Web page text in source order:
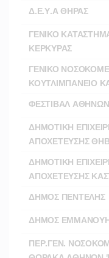
Δ.Ε.Υ.Α ΘΗΡΑΣ
ΓΕΝΙΚΟ
ΚΕΡΚΥΡΑΣ
ΓΕΝΙΚΟ
ΚΟΥΤΛΙΜΠΑΝΕΙΟ
ΦΕΣΤΙΒΑΛ
ΔΗΜΟΤΙΚΗ
ΑΠΟΧΕΤΕΥΣΗΣ
ΔΗΜΟΤΙΚΗ
ΑΠΟΧΕΤΕΥΣΗΣ
ΔΗΜΟΣ ΠΕΝΤΕΛΗΣ
ΔΗΜΟΣ
ΠΕΡ.ΓΕΝ.